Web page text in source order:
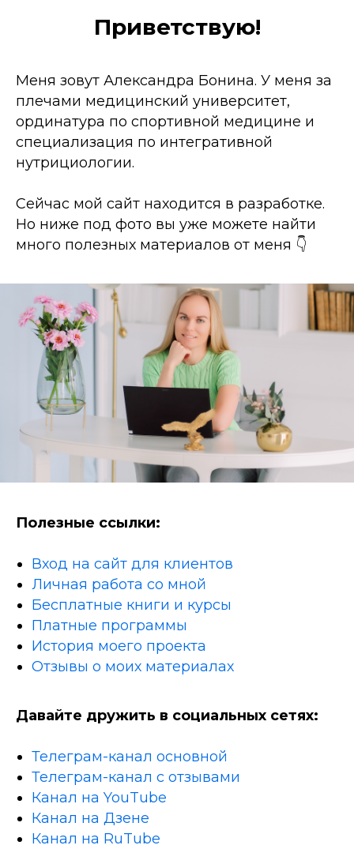
Приветствую!
Меня зовут Александра Бонина. У меня за
плечами медицинский университет,
ординатура по спортивной медицине и
специализация по интегративной
нутрициологии.
Сейчас мой сайт находится в разработке.
Но ниже под фото вы уже можете найти
много полезных материалов от меня 👇
Полезные ссылки:
Вход на сайт для клиентов
Личная работа со мной
Бесплатные книги и курсы
Платные программы
История моего проекта
Отзывы о моих материалах
Давайте дружить в социальных сетях:
Телеграм-канал основной
Телеграм-канал с отзывами
Канал на YouTube
Канал на Дзене
Канал на RuTube